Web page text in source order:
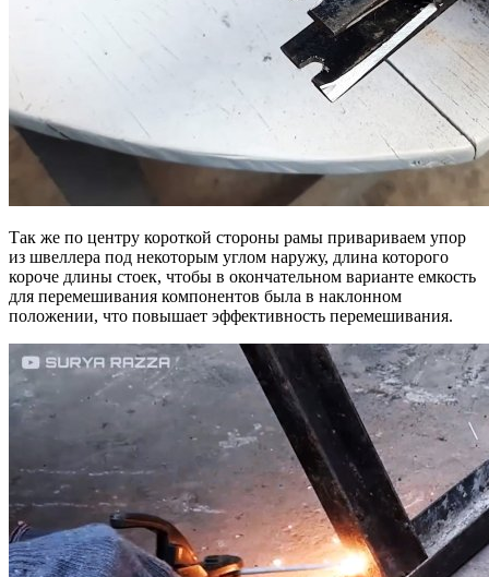
Так же по центру короткой стороны рамы привариваем упор
из швеллера под некоторым углом наружу, длина которого
короче длины стоек, чтобы в окончательном варианте емкость
для перемешивания компонентов была в наклонном
положении, что повышает эффективность перемешивания.